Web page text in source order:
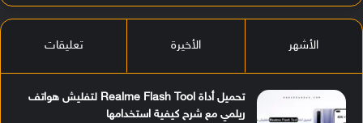
الأشهر الأخيرة تعليقات
تحميل أداة Realme Flash Tool لتفليش هواتف
ريلمي مع شرح كيفية استخدامها